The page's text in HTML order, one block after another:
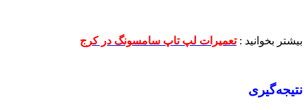
بیشتر بخوانید :تعمیرات لپ تاپ سامسونگ در کرج
نتیجه‌گیری